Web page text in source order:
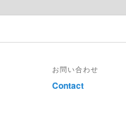
お問い合わせ
Contact